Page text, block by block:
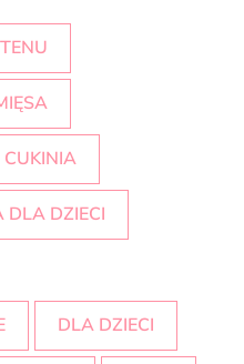
CUKINIA
DLA DZIECI
DLA DZIECI